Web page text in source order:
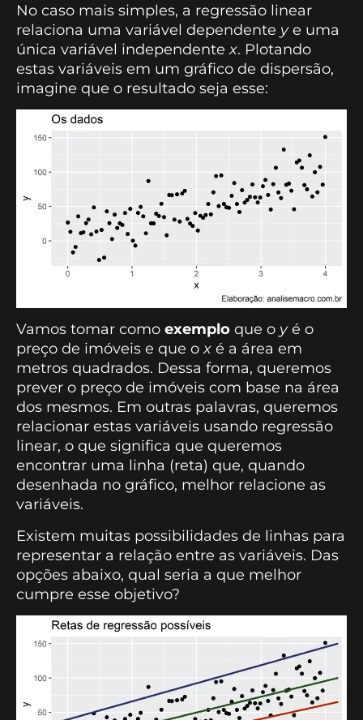
No caso mais simples, a regressão linear
relaciona uma variável dependente ye uma
única variável independentex. Plotando
estas variáveis em um gráfico de dispersão,
imagine que o resultado seja esse:
Vamos tomar como exemplo que o yé o
preço de imóveis e que ox é a área em
metros quadrados. Dessa forma, queremos
prever o preço de imóveis com base na área
dos mesmos. Em outras palavras, queremos
relacionar estas variáveis usando regressão
linear, o que significa que queremos
encontrar uma linha (reta) que, quando
desenhada no gráfico, melhor relacione as
variáveis.
Existem muitas possibilidades de linhas para
representar a relação entre as variáveis. Das
opções abaixo, qual seria a que melhor
cumpre esse objetivo?